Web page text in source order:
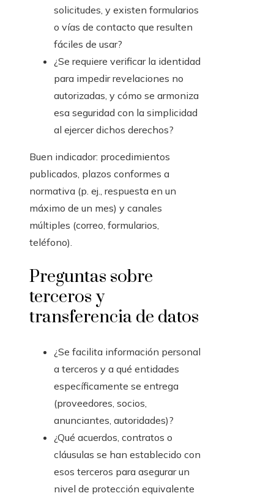
solicitudes, y existen formularios
o vías de contacto que resulten
fáciles de usar?
¿Se requiere verificar la identidad
para impedir revelaciones no
autorizadas, y cómo se armoniza
esa seguridad con la simplicidad
al ejercer dichos derechos?
Buen indicador: procedimientos
publicados, plazos conformes a
normativa (p. ej., respuesta en un
máximo de un mes) y canales
múltiples (correo, formularios,
teléfono).
Preguntas sobre
terceros y
transferencia de datos
¿Se facilita información personal
a terceros y a qué entidades
específicamente se entrega
(proveedores, socios,
anunciantes, autoridades)?
¿Qué acuerdos, contratos o
cláusulas se han establecido con
esos terceros para asegurar un
nivel de protección equivalente